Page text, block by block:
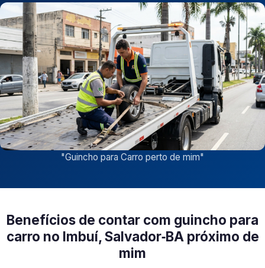
"Guincho para Carro perto de mim"
Benefícios de contar com guincho para
carro no Imbuí, Salvador‑BA próximo de
mim